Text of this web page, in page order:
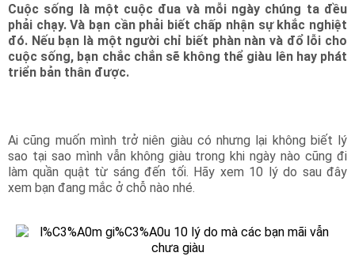
Cuộc sống là một cuộc đua và mỗi ngày chúng ta đều
phải chạy. Và bạn cần phải biết chấp nhận sự khắc nghiệt
đó. Nếu bạn là một người chỉ biết phàn nàn và đổ lỗi cho
cuộc sống, bạn chắc chắn sẽ không thể giàu lên hay phát
triển bản thân được.
Ai cũng muốn mình trở niên giàu có nhưng lại không biết lý
sao tại sao mình vẫn không giàu trong khi ngày nào cũng đi
làm quần quật từ sáng đến tối. Hãy xem 10 lý do sau đây
xem bạn đang mắc ở chỗ nào nhé.